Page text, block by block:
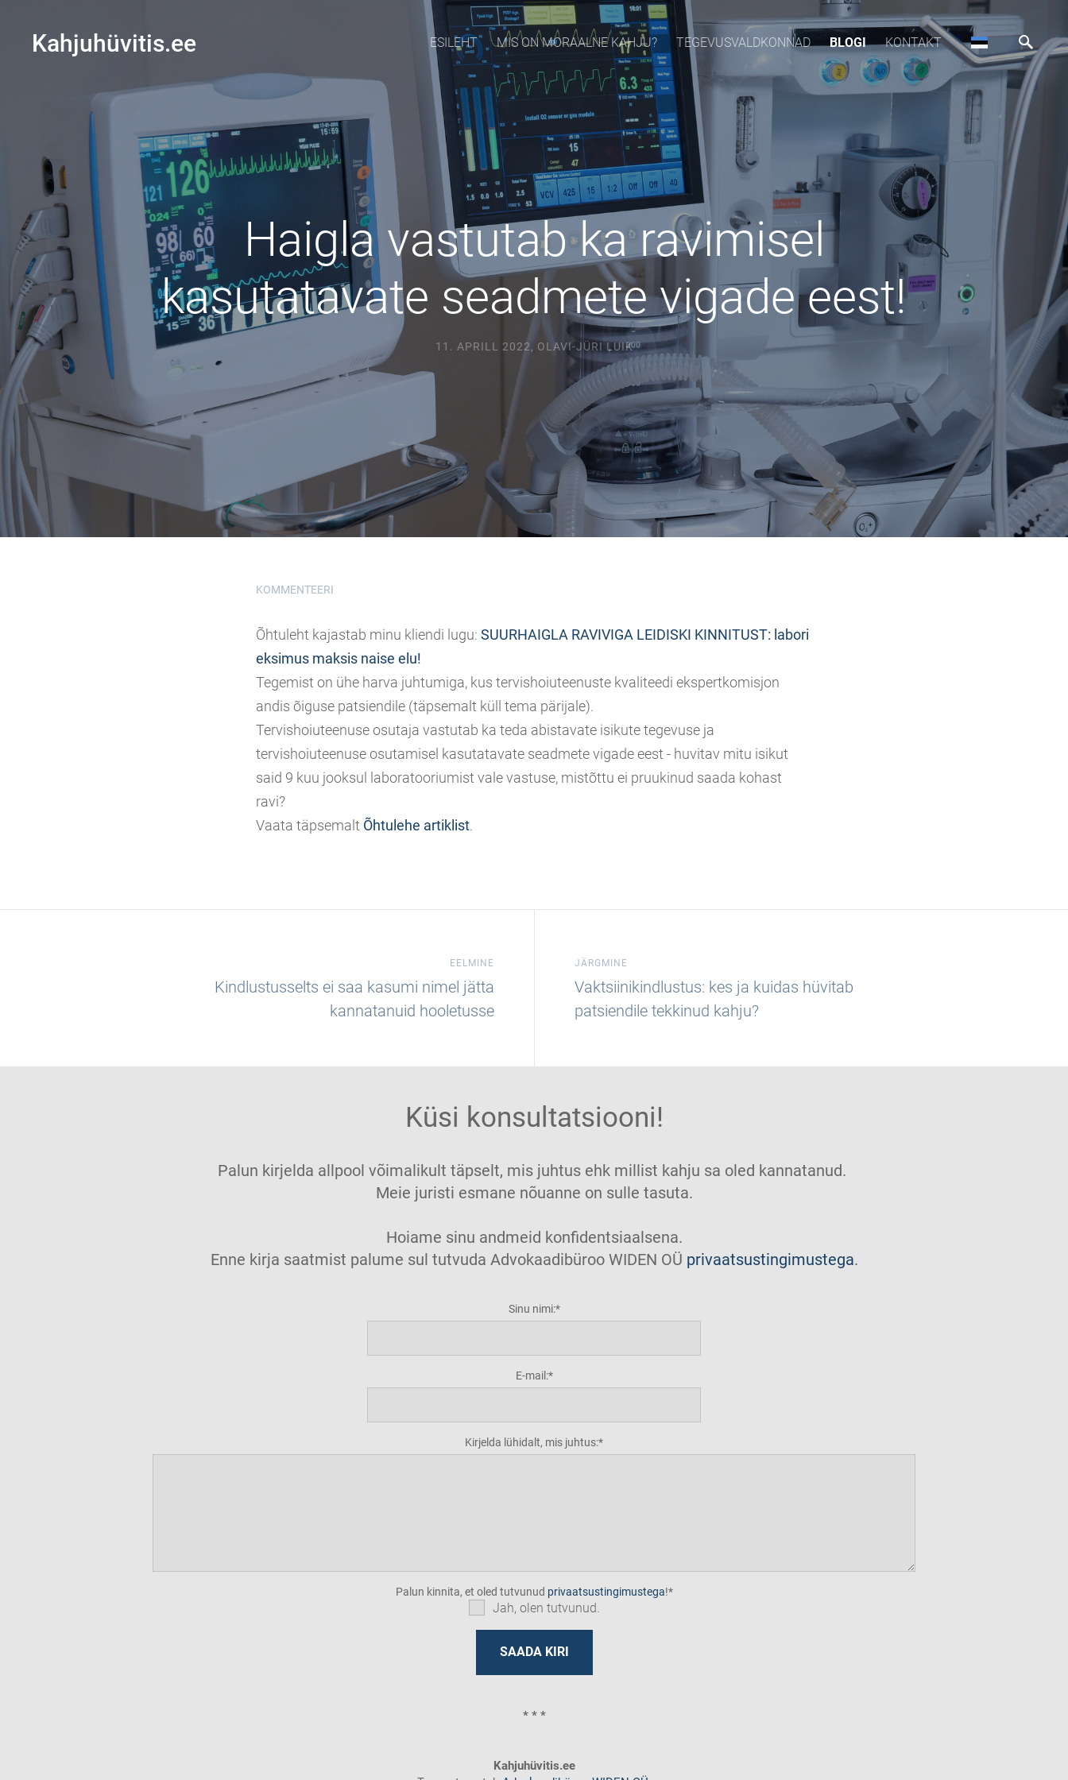
Kahjuhüvitis.ee ESILEHT MIS ON MORAALNE KAHJU? TEGEVUSVALDKONNAD BLOGI KONTAKT
Haigla vastutab ka ravimisel
kasutatavate seadmete vigade eest!
11. APRILL 2022, OLAVI-JÜRI LUIK
KOMMENTEERI
Õhtuleht kajastab minu kliendi lugu: SUURHAIGLA RAVIVIGA LEIDISKI KINNITUST: labori
eksimus maksis naise elu!
Tegemist on ühe harva juhtumiga, kus tervishoiuteenuste kvaliteedi ekspertkomisjon
andis õiguse patsiendile (täpsemalt küll tema pärijale).
Tervishoiuteenuse osutaja vastutab ka teda abistavate isikute tegevuse ja
tervishoiuteenuse osutamisel kasutatavate seadmete vigade eest - huvitav mitu isikut
said 9 kuu jooksul laboratooriumist vale vastuse, mistõttu ei pruukinud saada kohast
ravi?
Vaata täpsemalt Õhtulehe artiklist.
EELMINE
Kindlustusselts ei saa kasumi nimel jätta
kannatanuid hooletusse
JÄRGMINE
Vaktsiinikindlustus: kes ja kuidas hüvitab
patsiendile tekkinud kahju?
Küsi konsultatsiooni!
Palun kirjelda allpool võimalikult täpselt, mis juhtus ehk millist kahju sa oled kannatanud.
Meie juristi esmane nõuanne on sulle tasuta.
Hoiame sinu andmeid konfidentsiaalsena.
Enne kirja saatmist palume sul tutvuda Advokaadibüroo WIDEN OÜ privaatsustingimustega.
Sinu nimi:
E-mail:
Kirjelda lühidalt, mis juhtus:
Palun kinnita, et oled tutvunud privaatsustingimustega!
Jah, olen tutvunud.
* * *
Kahjuhüvitis.ee